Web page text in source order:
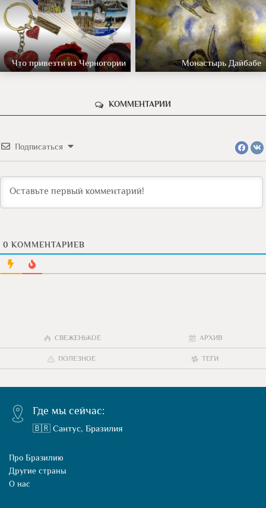
Что привезти из Черногории Монастырь Дайбабе
КОММЕНТАРИИ
Подписаться
0 КОММЕНТАРИЕВ
СВЕЖЕНЬКОЕ АРХИВ
ПОЛЕЗНОЕ ТЕГИ
Где мы сейчас:
🇧🇷 Сантус, Бразилия
Про Бразилию
Другие страны
О нас